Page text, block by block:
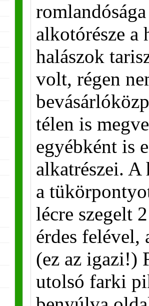
alkotórésze a
halászok
volt, régen
télen is
egyébként is
alkatrészei.
a
lécre szegelt
érdes
(ez az igazi!)
utolsó farki